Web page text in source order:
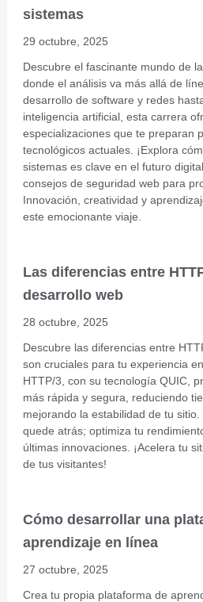
sistemas
29 octubre, 2025
Descubre el fascinante mundo de
donde el análisis va más allá de
desarrollo de software y redes
inteligencia artificial, esta carrera
especializaciones que te preparan
tecnológicos actuales. ¡Explora
sistemas es clave en el futuro
consejos de seguridad web para
Innovación, creatividad y
este emocionante viaje.
Las diferencias entre
desarrollo web
28 octubre, 2025
Descubre las diferencias entre
son cruciales para tu experiencia
HTTP/3, con su tecnología QUIC,
más rápida y segura, reduciendo
mejorando la estabilidad de tu
quede atrás; optimiza tu
últimas innovaciones. ¡Acelera tu
de tus visitantes!
Cómo desarrollar una
aprendizaje en línea
27 octubre, 2025
Crea tu propia plataforma de